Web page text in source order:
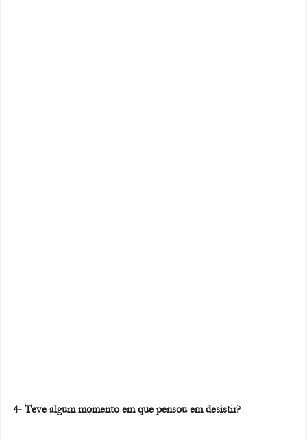
4- Teve algum momento em que pensou em desistir?